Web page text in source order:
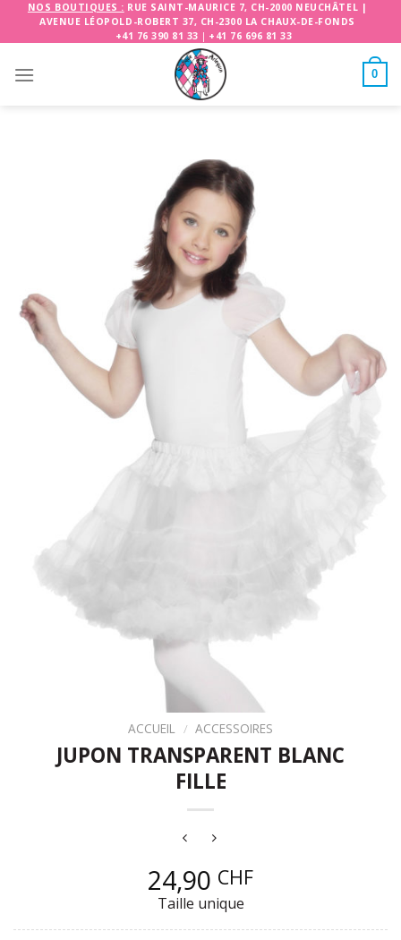
NOS BOUTIQUES : RUE SAINT-MAURICE 7, CH-2000 NEUCHÂTEL |
AVENUE LÉOPOLD-ROBERT 37, CH-2300 LA CHAUX-DE-FONDS
+41 76 390 81 33 | +41 76 696 81 33
0
ACCUEIL / ACCESSOIRES
JUPON TRANSPARENT BLANC
FILLE
24,90 CHF
Taille unique